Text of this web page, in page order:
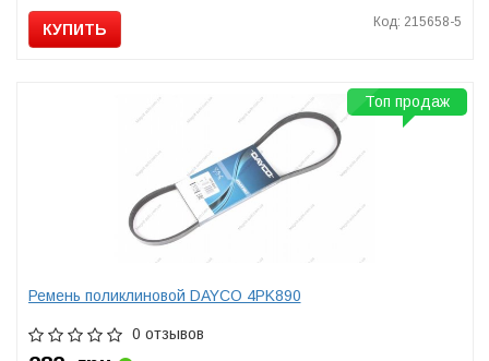
КУПИТЬ Код: 215658-5
Ремень поликлиновой DAYCO 4PK890
0 отзывов
Топ продаж